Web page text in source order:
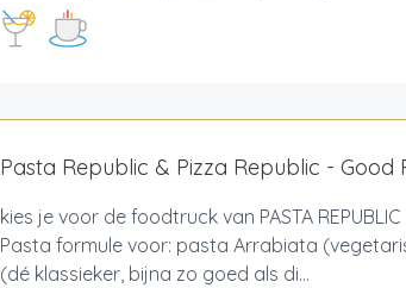
Pasta Republic & Pizza Republic - Good
kies je voor de foodtruck van PASTA
Pasta formule voor: pasta Arrabiata
(dé klassieker, bijna zo goed als di...